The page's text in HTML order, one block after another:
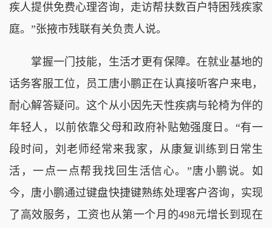
疾人提供免费心理咨询，走访帮扶数百户特困残疾家
庭。”张掖市残联有关负责人说。
掌握一门技能，生活才更有保障。在就业基地的
话务客服工位，员工唐小鹏正在认真接听客户来电，
耐心解答疑问。这个从小因先天性疾病与轮椅为伴的
年轻人，以前依靠父母和政府补贴勉强度日。“有一
段时间，刘老师经常来我家，从康复训练到日常生
活，一点一点帮我找回生活信心。”唐小鹏说。如
今，唐小鹏通过键盘快捷键熟练处理客户咨询，实现
了高效服务，工资也从第一个月的498元增长到现在